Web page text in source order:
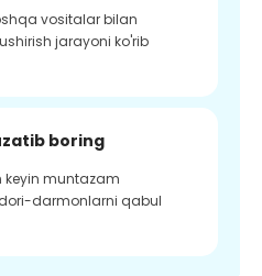
vositalar bilan
jarayoni ko'rib
boring
muntazam
darmonlarni qabul